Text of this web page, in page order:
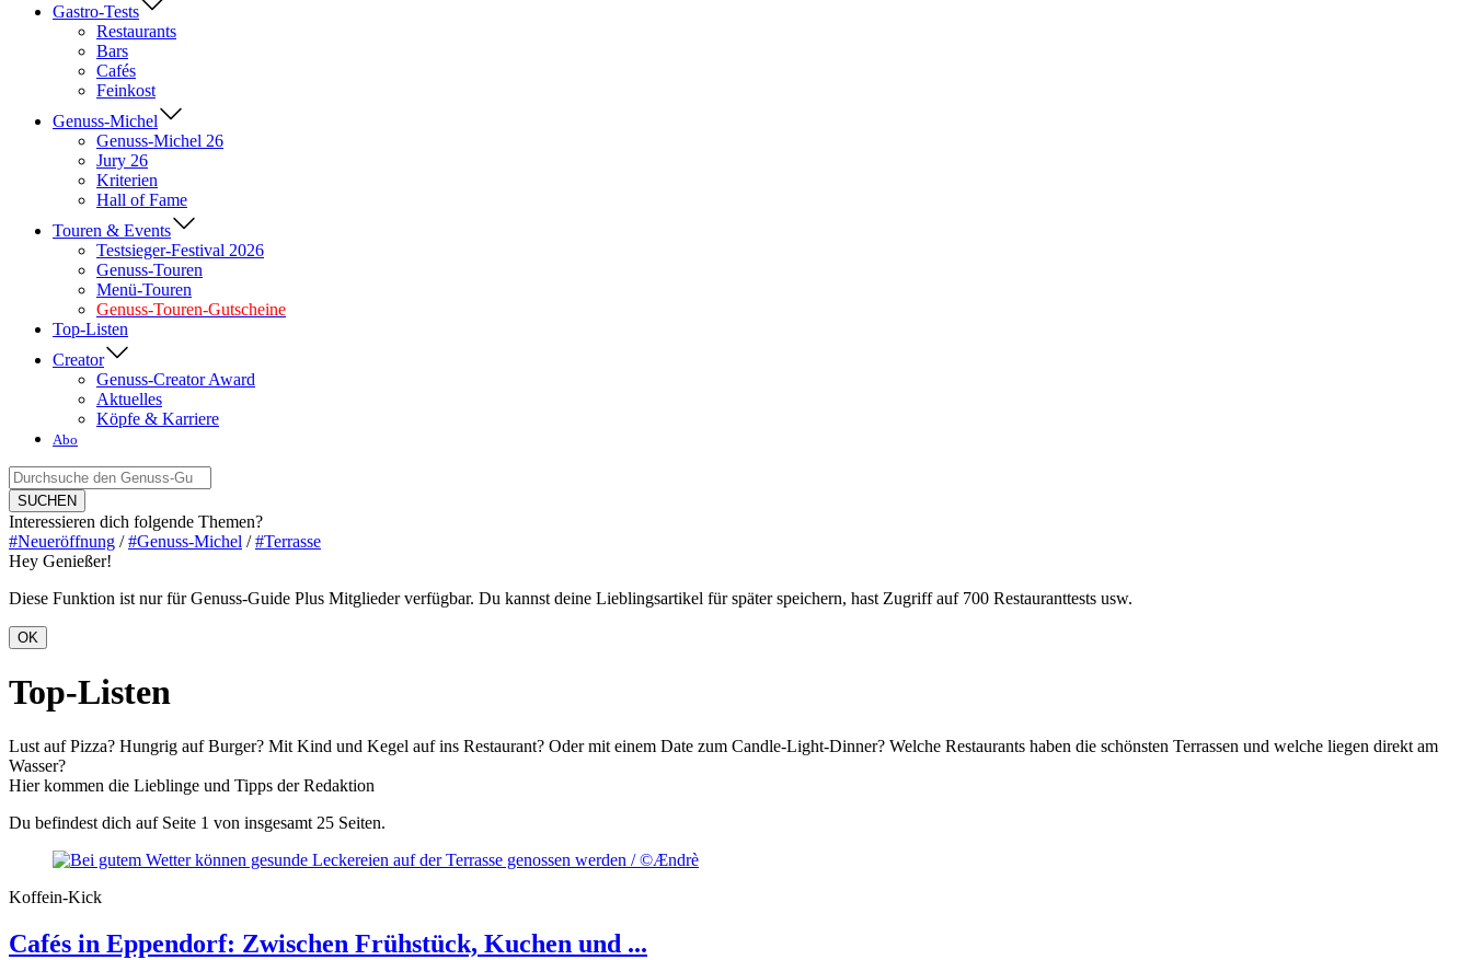
Gastro-Tests
Restaurants
Bars
Cafés
Feinkost
Genuss-Michel
Genuss-Michel 26
Jury 26
Kriterien
Hall of Fame
Touren & Events
Testsieger-Festival 2026
Genuss-Touren
Menü-Touren
Genuss-Touren-Gutscheine
Top-Listen
Creator
Genuss-Creator Award
Aktuelles
Köpfe & Karriere
Abo
Suche
nach:
SUCHEN
Interessieren dich folgende Themen?
#Neueröffnung /#Genuss-Michel /#Terrasse
Hey Genießer!
Diese Funktion ist nur für Genuss-Guide Plus Mitglieder verfügbar. Du kannst deine Lieblingsartikel für später speichern, hast Zugriff auf 700 Restauranttests usw.
OK
Top-Listen
Lust auf Pizza? Hungrig auf Burger? Mit Kind und Kegel auf ins Restaurant? Oder mit einem Date zum Candle-Light-Dinner? Welche Restaurants haben die schönsten Terrassen und welche liegen direkt am
Wasser?
Hier kommen die Lieblinge und Tipps der Redaktion
Du befindest dich auf Seite 1 von insgesamt 25 Seiten.
Koffein-Kick
Cafés in Eppendorf: Zwischen Frühstück, Kuchen und ...